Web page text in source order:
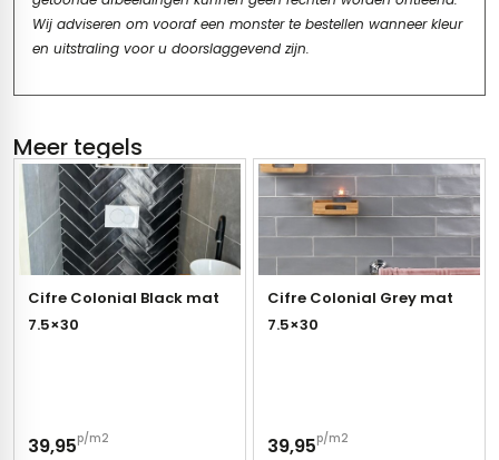
Wij adviseren om vooraf een monster te bestellen wanneer kleur
en uitstraling voor u doorslaggevend zijn.
Meer tegels
Cifre Colonial Black mat
7.5×30
39,95p/m2
Cifre Colonial Grey mat
7.5×30
39,95p/m2